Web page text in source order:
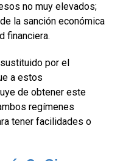
no muy elevados;
la sanción económica
financiera.
por el
a estos
de obtener este
regímenes
tener facilidades o